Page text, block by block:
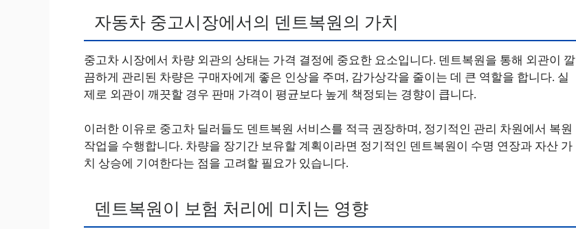
자동차 중고시장에서의 덴트복원의 가치
중고차 시장에서 차량 외관의 상태는 가격 결정에 중요한 요소입니다. 덴트복원을 통해 외관이 깔
끔하게 관리된 차량은 구매자에게 좋은 인상을 주며, 감가상각을 줄이는 데 큰 역할을 합니다. 실
제로 외관이 깨끗할 경우 판매 가격이 평균보다 높게 책정되는 경향이 큽니다.
이러한 이유로 중고차 딜러들도 덴트복원 서비스를 적극 권장하며, 정기적인 관리 차원에서 복원
작업을 수행합니다. 차량을 장기간 보유할 계획이라면 정기적인 덴트복원이 수명 연장과 자산 가
치 상승에 기여한다는 점을 고려할 필요가 있습니다.
덴트복원이 보험 처리에 미치는 영향